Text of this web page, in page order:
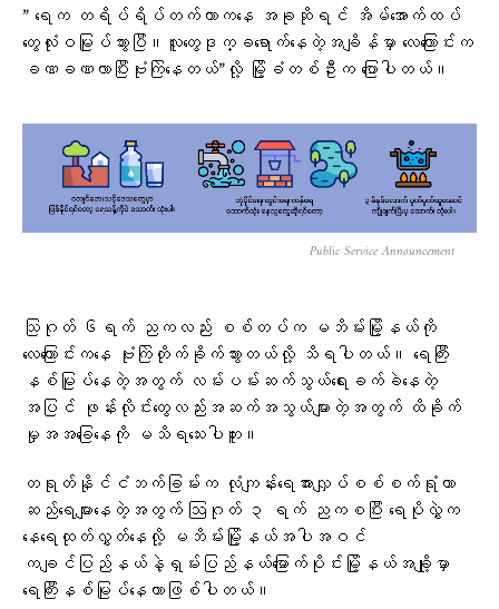
” ရေက တရိပ်ရိပ်တက်တာကနေ အခုဆိုရင် အိမ်အောက်ထပ်
တွေလုံးဝမြုပ်သွားပြီ။လူတွေဒုက္ခရောက်နေတဲ့အချိန်မှာ လေကြောင်းက
ခဏခဏလာပြီးဗုံးကြဲနေတယ်”လို့ မြို့ခံတစ်ဦးက ပြောပါတယ်။
Public Service Announcement
သြဂုတ် ၆ရက် ညကလည်း စစ်တပ်က မဘိမ်းမြို့နယ်ကို
လေကြောင်းကနေ ဗုံးကြဲတိုက်ခိုက်သွားတယ်လို့ သိရပါတယ်။ ရေကြီး
နစ်မြုပ်နေတဲ့အတွက် လမ်းပမ်းဆက်သွယ်ရေးခက်ခဲနေတဲ့
အပြင် ဖုန်းလိုင်းတွေလည်းအဆက်အသွယ်များတဲ့အတွက် ထိခိုက်
မှုအအခြေနေကို မသိရသေးပါဘူး။
တရုတ်နိုင်ငံဘက်ခြမ်းက လုံကျန်းရေအားလျှပ်စစ်စက်ရုံဟာ
ဆည်ရေများနေတဲ့အတွက် ဩဂုတ် ၃ ရက် ညကစပြီး ရေပိုလွှဲက‌
နေရေထုတ်လွှတ်နေလို့ မဘိမ်းမြို့နယ်အပါအဝင်
ကချင်ပြည်နယ်နဲ့ရှမ်းပြည်နယ်မြောက်ပိုင်းမြို့နယ်အချို့မှာ
ရေကြီးနစ်မြုပ်နေတာဖြစ်ပါတယ်။